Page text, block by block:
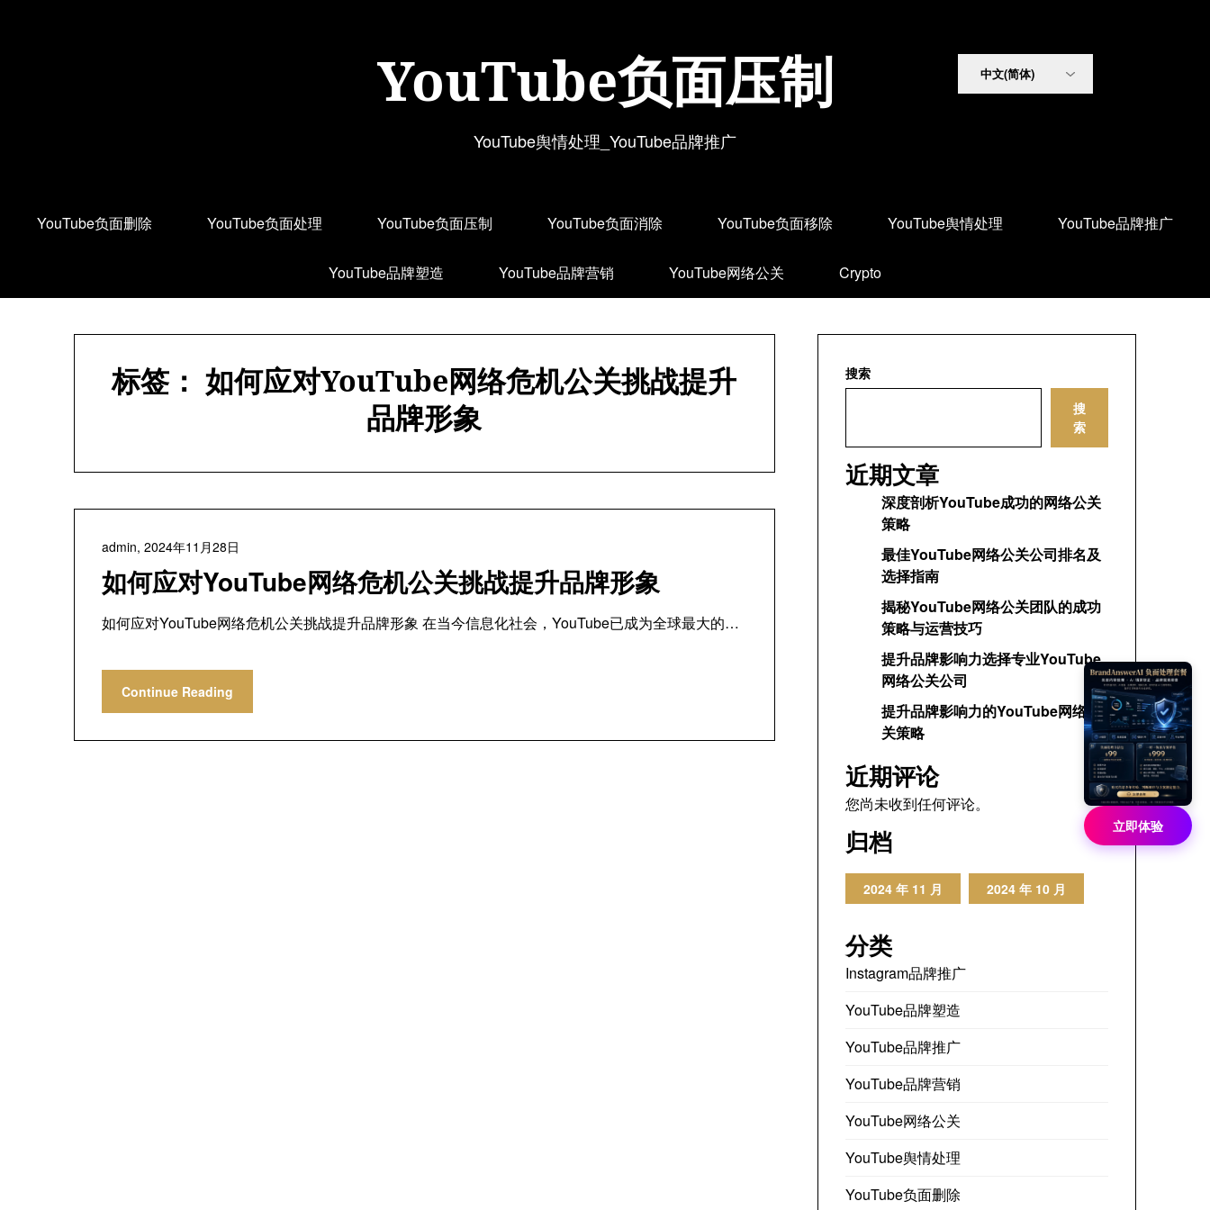
YouTube负面压制
YouTube舆情处理_YouTube品牌推广
YouTube负面删除 YouTube负面处理 YouTube负面压制 YouTube负面消除 YouTube负面移除 YouTube舆情处理 YouTube品牌推广
YouTube品牌塑造 YouTube品牌营销 YouTube网络公关 Crypto
标签：如何应对YouTube网络危机公关挑战提升
品牌形象
如何应对YouTube网络危机公关挑战提升品牌形象
admin, 2024年11月28日
如何应对YouTube网络危机公关挑战提升品牌形象 在当今信息化社会，YouTube已成为全球最大的…
Continue Reading
搜索
搜
索
近期文章
深度剖析YouTube成功的网络公关
策略
最佳YouTube网络公关公司排名及
选择指南
揭秘YouTube网络公关团队的成功
策略与运营技巧
提升品牌影响力选择专业YouTube
网络公关公司
提升品牌影响力的YouTube网络公
关策略
近期评论
您尚未收到任何评论。
归档
2024 年 11 月 2024 年 10 月
分类
Instagram品牌推广
YouTube品牌塑造
YouTube品牌推广
YouTube品牌营销
YouTube网络公关
YouTube舆情处理
YouTube负面删除
立即体验